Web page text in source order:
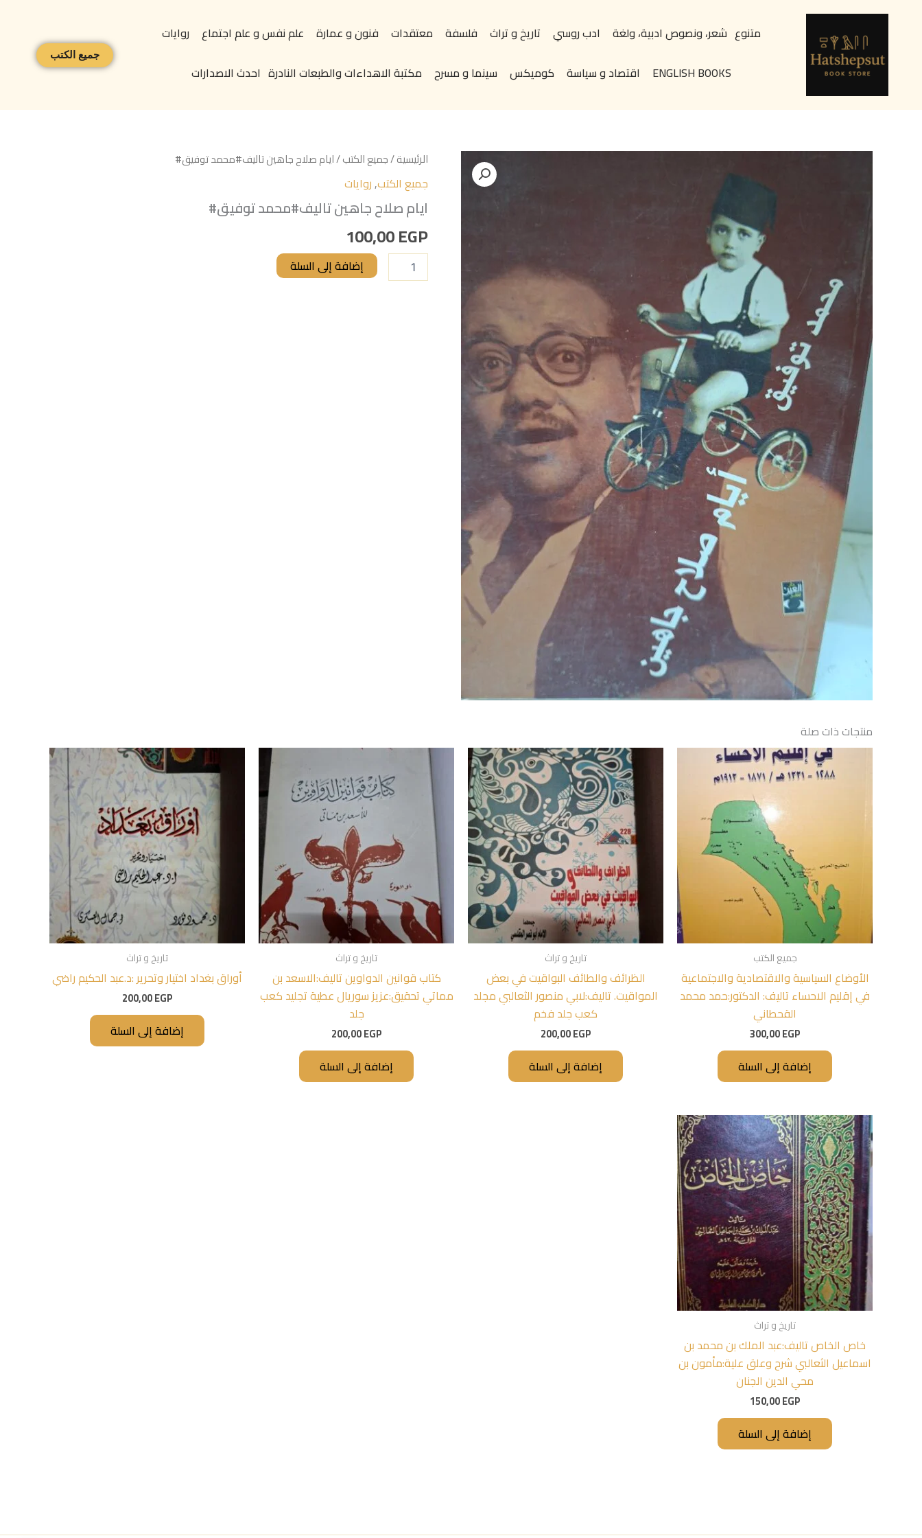
content
متنوع شعر، ونصوص ادبية، ولغة ادب روسي تاريخ و تراث فلسفة معتقدات فنون و عمارة علم نفس و علم اجتماع
روايات
ENGLISH BOOKS
اقتصاد و سياسة كوميكس سينما و مسرح مكتبة الاهداءات والطبعات النادرة احدث الاصدارات
جميع الكتب
الرئيسية/جميع الكتب/ ايام صلاح جاهين تاليف#محمد توفيق#
جميع الكتب,روايات
ايام صلاح جاهين تاليف#محمد توفيق#
100,00EGP
كمية
ايام
صلاح
تاليف#محمد
إضافة إلى السلة
منتجات ذات صلة
جميع الكتب
الأوضاع السياسية والاقتصادية والاجتماعية
في إقليم الاحساء تاليف: الدكتور:حمد محمد
القحطاني
300,00EGP
إضافة إلى السلة
تاريخ و تراث
الظرائف والطائف البواقيت في بعض
المواقيت. تاليف:لابي منصور الثعالبي مجلد
كعب جلد فخم
200,00EGP
إضافة إلى السلة
تاريخ و تراث
كتاب قوانين الدواوين تاليف:الاسعد بن
مماتي تحقيق:عزيز سوريال عطية تجليد كعب
جلد
200,00EGP
إضافة إلى السلة
تاريخ و تراث
أوراق بغداد اختيار وتحرير :د.عبد الحكيم راضي
200,00EGP
إضافة إلى السلة
تاريخ و تراث
خاص الخاص تاليف:عبد الملك بن محمد بن
اسماعيل الثعالبي شرح وعلق علية:مأمون بن
محي الدين الجنان
150,00EGP
إضافة إلى السلة